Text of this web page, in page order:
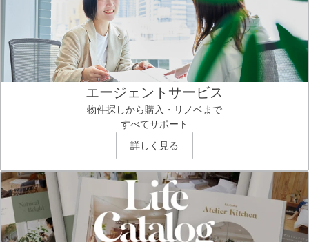
エージェントサービス
物件探しから購入・リノベまで
すべてサポート
詳しく見る